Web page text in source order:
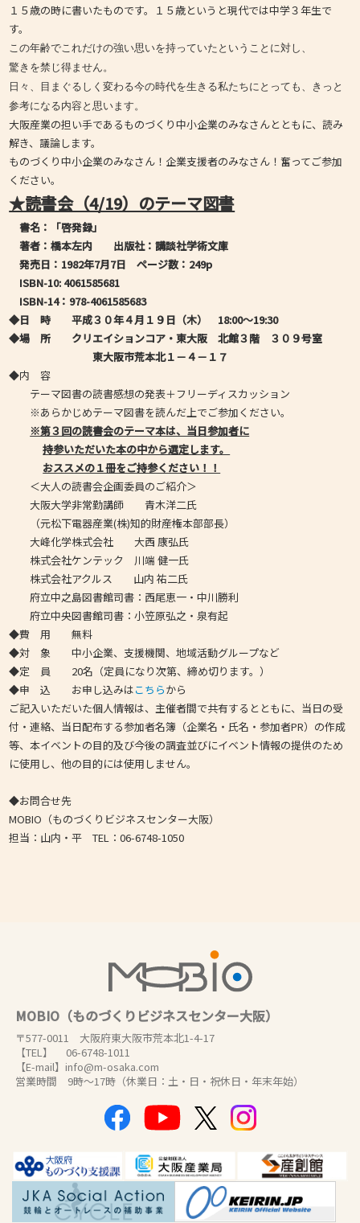
１５歳の時に書いたものです。１５歳というと現代では中学３年生で
す。
この年齢で これだけの強い思いを持っていたということに対し、
驚きを禁じ得ません。
日々、目まぐるしく変わる今の時代を生きる私たちにとっても、
きっと
参考になる内容と思います。
大阪産業の担い手であるものづくり中小企業のみなさんとともに、読み
解き、議論します。
ものづくり中小企業のみなさん！企業支援者のみなさん！奮ってご参加
ください。
★読書会（4/19）のテーマ図書
書名：「啓発録」
著者：橋本左内 出版社：講談社学術文庫
発売日：1982年7月7日ページ数：249p
ISBN-10: 4061585681
ISBN-14：978-4061585683
◆日 時 平成３０年４月１９日（木） 18:00～19:30
◆場 所 クリエイションコア・東大阪 北館３階 ３０９号室
東大阪市荒本北１－４－１７
◆内 容
テーマ図書の読書感想の発表＋フリーディスカッション
※あらかじめテーマ図書を読んだ上でご参加ください。
※第３回の読書会のテーマ本は、当日参加者に
持参いただいた本の中から選定します。
おススメの１冊をご持参ください！！
＜大人の読書会企画委員のご紹介＞
大阪大学非常勤講師 青木洋二氏
（元松下電器産業(株)知的財産権本部部長）
大峰化学株式会社 大西 康弘氏
株式会社ケンテック 川端 健一氏
株式会社アクルス 山内 祐二氏
府立中之島図書館司書：西尾恵一・中川勝利
府立中央図書館司書：小笠原弘之・泉有起
◆費 用 無料
◆対 象 中小企業、支援機関、地域活動グループなど
◆定 員 20名（定員になり次第、締め切ります。）
◆申 込 お申し込みはこちらから
ご記入いただいた個人情報は、主催者間で共有するとともに、当日の受
付・連絡、当日配布する参加者名簿（企業名・氏名・参加者PR）の作成
等、本イベントの目的及び今後の調査並びにイベント情報の提供のため
に使用し、他の目的には使用しません。
◆お問合せ先
MOBIO（ものづくりビジネスセンター大阪）
担当：山内・平 TEL：06-6748-1050
MOBIO（ものづくりビジネスセンター大阪）
〒577-0011 大阪府東大阪市荒本北1-4-17
【TEL】 06-6748-1011
【E-mail】info@m-osaka.com
営業時間 9時～17時（休業日：土・日・祝休日・年末年始）